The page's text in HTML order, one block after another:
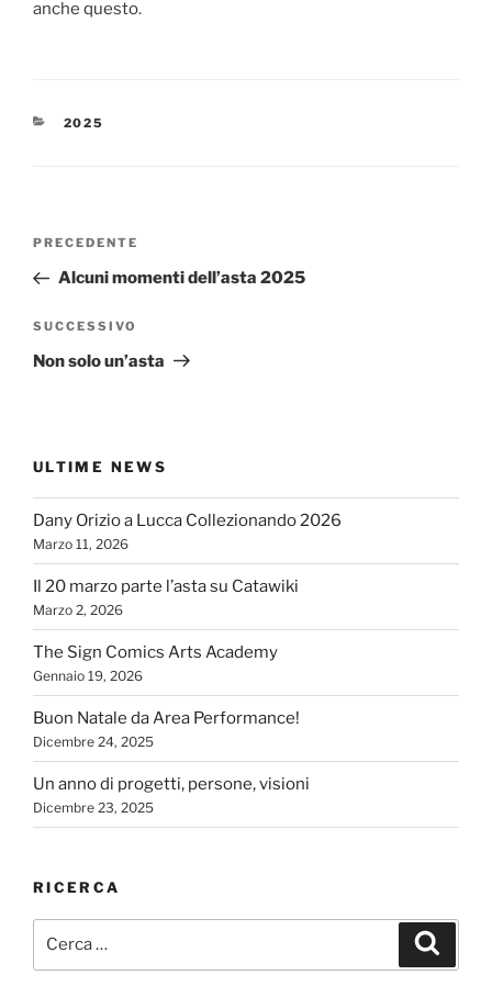
anche questo.
CATEGORIE
2025
Navigazione
Articolo
precedente:
PRECEDENTE
Alcuni momenti dell’asta 2025
Articolo
successivo
SUCCESSIVO
Non solo un’asta
ULTIME NEWS
Dany Orizio a Lucca Collezionando 2026
Marzo 11, 2026
Il 20 marzo parte l’asta su Catawiki
Marzo 2, 2026
The Sign Comics Arts Academy
Gennaio 19, 2026
Buon Natale da Area Performance!
Dicembre 24, 2025
Un anno di progetti, persone, visioni
Dicembre 23, 2025
RICERCA